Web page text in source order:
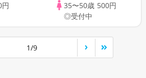
円
35〜50歳 500円
◎受付中
1/9